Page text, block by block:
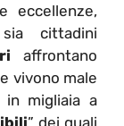
eccellenze,
cittadini
affrontano
vivono male
migliaia a
” dei quali